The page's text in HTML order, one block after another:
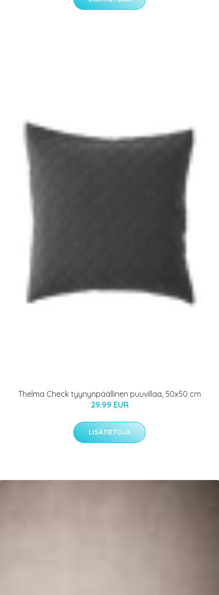
Thelma Check tyynynpäällinen puuvillaa, 50x50 cm
29.99 EUR
LISÄTIETOJA